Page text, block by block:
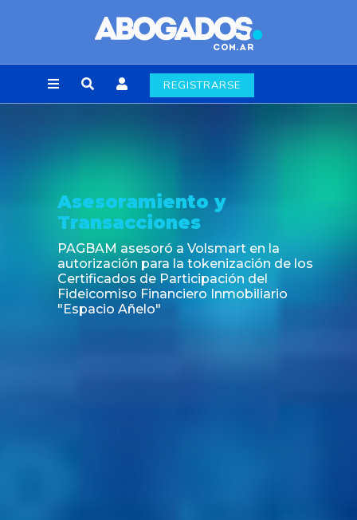
REGISTRARSE
Noticia
Fin de la obligación de rúbrica de los libros
laborales en la Ciudad de Buenos Aires